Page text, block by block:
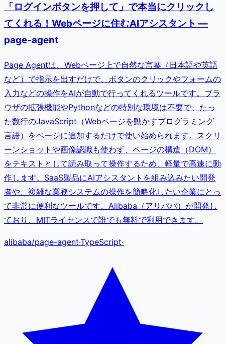
「ログインボタンを押して」で本当にクリックし
てくれる！Webページに住むAIアシスタント —
page-agent
Page Agentは、Webページ上で自然な言葉（日本語や英語
など）で指示を出すだけで、ボタンのクリックやフォームの
入力などの操作をAIが自動で行ってくれるツールです。ブラ
ウザの拡張機能やPythonなどの特別な環境は不要で、たっ
た数行のJavaScript（Webページを動かすプログラミング
言語）をページに追加するだけで使い始められます。スクリ
ーンショットや画像認識も使わず、ページの構造（DOM）
をテキストとして読み取って操作するため、軽量で高速に動
作します。SaaS製品にAIアシスタントを組み込みたい開発
者や、複雑な業務システムの操作を簡略化したい企業にとっ
て非常に便利なツールです。Alibaba（アリババ）が開発し
ており、MITライセンスで誰でも無料で利用できます。
alibaba/page-agent·TypeScript·